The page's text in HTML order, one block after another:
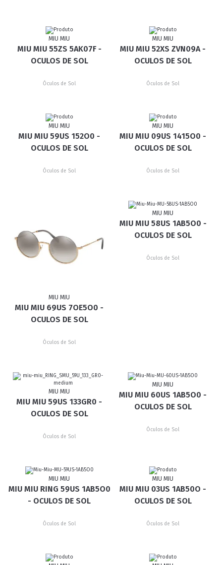
MIU MIU
MIU MIU 55ZS 5AK07F -
OCULOS DE SOL
Óculos de Sol
MIU MIU
MIU MIU 52XS ZVN09A -
OCULOS DE SOL
Óculos de Sol
MIU MIU
MIU MIU 59US 152O0 -
OCULOS DE SOL
Óculos de Sol
MIU MIU
MIU MIU 09US 1415O0 -
OCULOS DE SOL
Óculos de Sol
MIU MIU
MIU MIU 69US 7OE5O0 -
OCULOS DE SOL
Óculos de Sol
MIU MIU
MIU MIU 58US 1AB5O0 -
OCULOS DE SOL
Óculos de Sol
MIU MIU
MIU MIU 59US 133GR0 -
OCULOS DE SOL
Óculos de Sol
MIU MIU
MIU MIU 60US 1AB5O0 -
OCULOS DE SOL
Óculos de Sol
MIU MIU
MIU MIU RING 59US 1AB5O0
- OCULOS DE SOL
Óculos de Sol
MIU MIU
MIU MIU 03US 1AB50O -
OCULOS DE SOL
Óculos de Sol